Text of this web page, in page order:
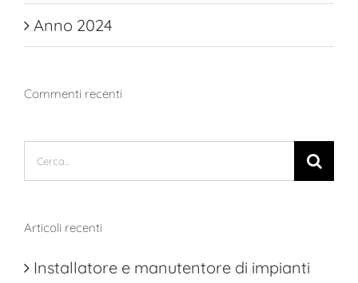
Anno 2024
Commenti recenti
Cerca
per:
Articoli recenti
Installatore e manutentore di impianti